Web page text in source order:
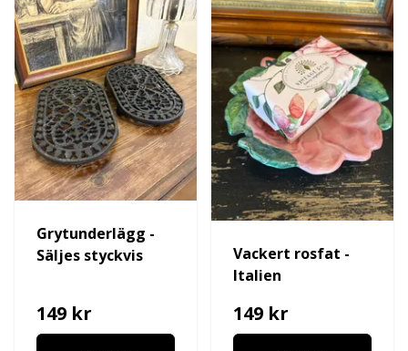
Grytunderlägg -
Säljes styckvis
149 kr
Vackert rosfat -
Italien
149 kr